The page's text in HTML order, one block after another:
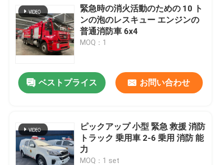
緊急時の消火活動のための 10 ト
ンの泡のレスキュー エンジンの
普通消防車 6x4
MOQ：1
ベストプライス お問い合わせ
ピックアップ 小型 緊急 救援 消防
トラック 乗用車 2-6 乗用 消防 能
力
MOQ：1 set